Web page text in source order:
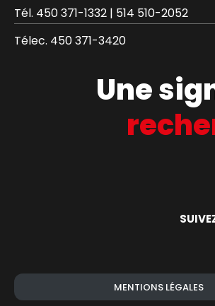
Tél. 450 371-1332 | 514 510-2052
Télec. 450 371-3420
Une
MENTIONS LÉGALES